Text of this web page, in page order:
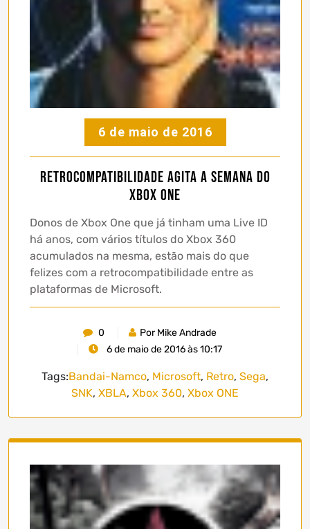
6 de maio de 2016
Retrocompatibilidade agita a semana do
Xbox One
Donos de Xbox One que já tinham uma Live ID
há anos, com vários títulos do Xbox 360
acumulados na mesma, estão mais do que
felizes com a retrocompatibilidade entre as
plataformas de Microsoft.
0
Por Mike Andrade
6 de maio de 2016 às 10:17
Tags:Bandai-Namco, Microsoft, Retro, Sega,
SNK, XBLA, Xbox 360, Xbox ONE